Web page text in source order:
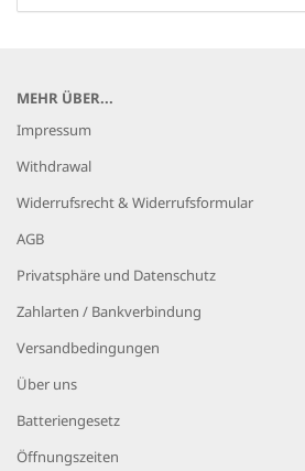
MEHR ÜBER...
Impressum
Withdrawal
Widerrufsrecht & Widerrufsformular
AGB
Privatsphäre und Datenschutz
Zahlarten / Bankverbindung
Versandbedingungen
Über uns
Batteriengesetz
Öffnungszeiten